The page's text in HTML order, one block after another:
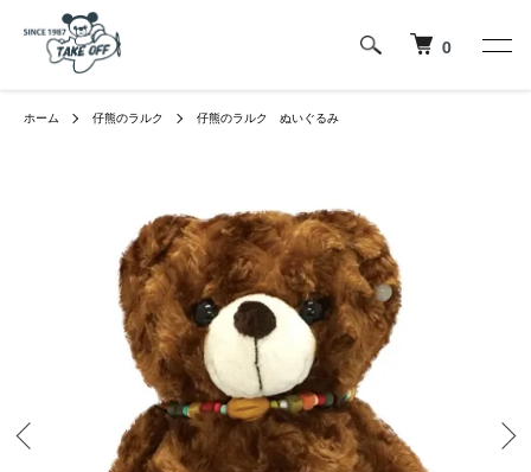
0
ホーム 仔熊のラルク 仔熊のラルク ぬいぐるみ